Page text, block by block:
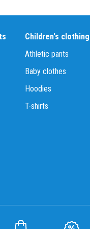
Children's clothing
Athletic pants
Baby clothes
Hoodies
T-shirts